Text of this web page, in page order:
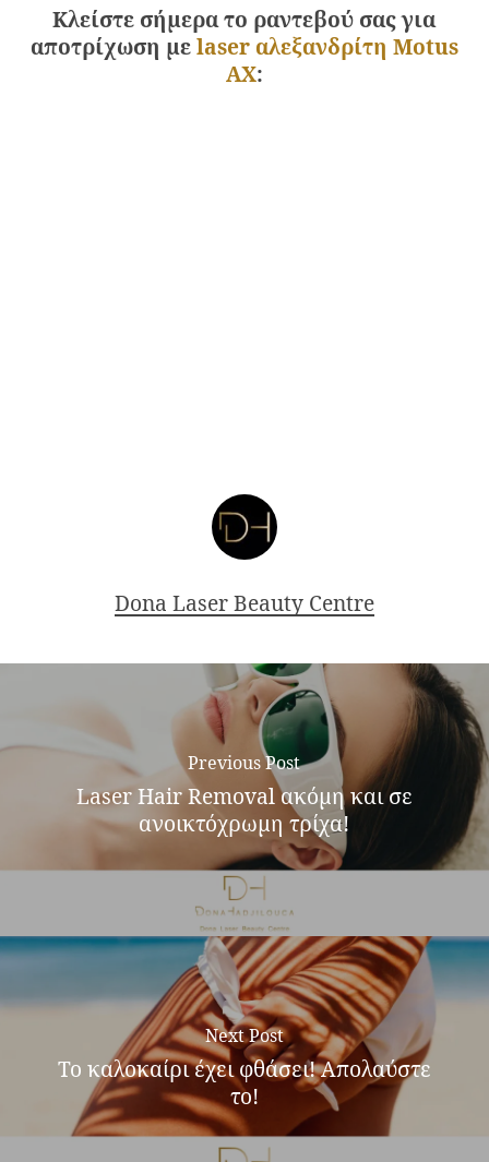
Κλείστε σήμερα το ραντεβού σας για
αποτρίχωση μεlaser αλεξανδρίτη Motus
AX:
Dona Laser Beauty Centre
Previous Post
Laser Hair Removal ακόμη και σε
ανοικτόχρωμη τρίχα!
Next Post
Το καλοκαίρι έχει φθάσει! Απολαύστε
το!